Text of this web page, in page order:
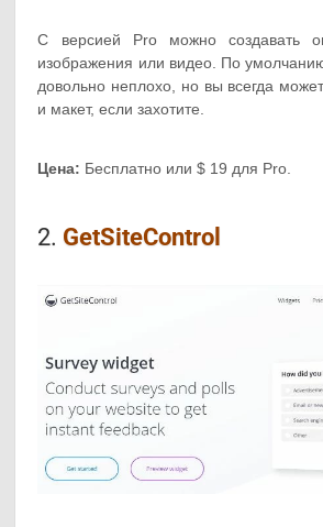
С версией Pro можно создавать
изображения или видео. По
довольно неплохо, но вы всегда
и макет, если захотите.
Цена: Бесплатно или $ 19 для Pro.
2. GetSiteControl